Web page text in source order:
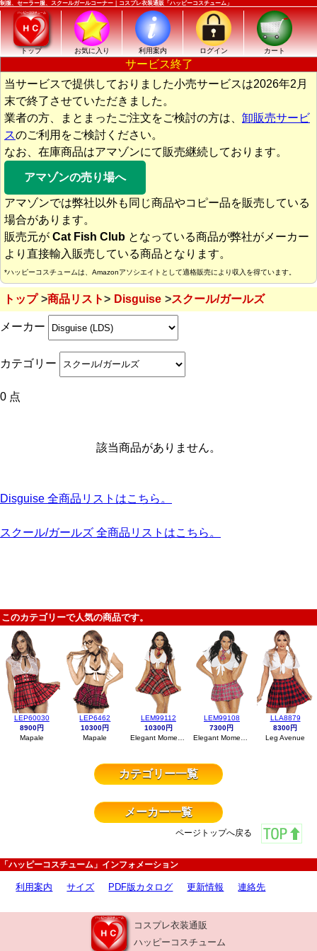
制服、セーラー服、スクールガールコーナー｜コスプレ衣装通販「ハッピーコスチューム」
トップ お気に入り 利用案内 ログイン カート
サービス終了
当サービスで提供しておりました小売サービスは2026年2月
末で終了させていただきました。
業者の方、まとまったご注文をご検討の方は、 卸販売サービ
スのご利用をご検討ください。
なお、在庫商品はアマゾンにて販売継続しております。
アマゾンの売り場へ
アマゾンでは弊社以外も同じ商品やコピー品を販売している
場合があります。
販売元が Cat Fish Club となっている商品が弊社がメーカー
より直接輸入販売している商品となります。
*ハッピーコスチュームは、Amazonアソシエイトとして適格販売により収入を得ています。
トップ 商品リスト Disguise スクール/ガールズ
メーカー
カテゴリー
0 点
該当商品がありません。
Disguise 全商品リストはこちら。
スクール/ガールズ 全商品リストはこちら。
このカテゴリーで人気の商品です。
LEP60030
8900円
Mapale
LEP6462
10300円
Mapale
LEM99112
10300円
Elegant Moments
LEM99108
7300円
Elegant Moments
LLA8879
8300円
Leg Avenue
カテゴリー一覧
メーカー一覧
ページトップへ戻る
「ハッピーコスチューム」インフォメーション
利用案内 サイズ PDF版カタログ 更新情報 連絡先
コスプレ衣装通販
ハッピーコスチューム